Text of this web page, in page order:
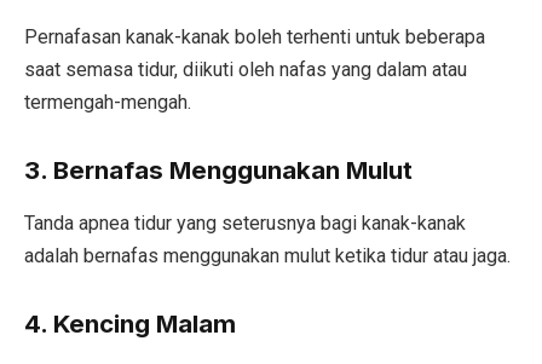
Pernafasan kanak-kanak boleh terhenti untuk beberapa
saat semasa tidur, diikuti oleh nafas yang dalam atau
termengah-mengah.
3. Bernafas Menggunakan Mulut
Tanda apnea tidur yang seterusnya bagi kanak-kanak
adalah bernafas menggunakan mulut ketika tidur atau jaga.
4. Kencing Malam